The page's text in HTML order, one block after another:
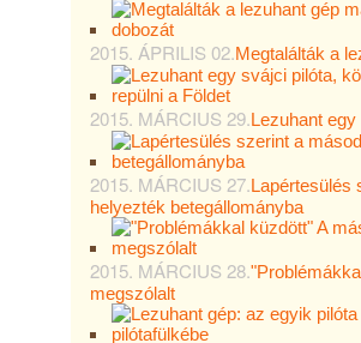
2015. ÁPRILIS 02.Megtalálták a
2015. MÁRCIUS 29.Lezuhant
2015. MÁRCIUS 27.Lapértesülés
helyezték betegállományba
2015. MÁRCIUS 28.
megszólalt